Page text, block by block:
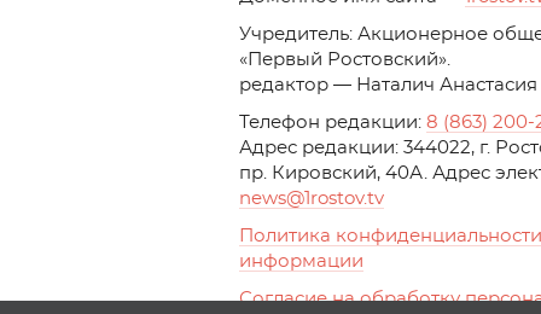
Учредитель: Акционерное
«Первый Ростовский».
редактор — Наталич
Телефон редакции: 8 (863) 200-
Адрес редакции: 344022, г.
пр. Кировский, 40А. Адрес
news@1rostov.tv
Политика
информации
Согласие на обработку